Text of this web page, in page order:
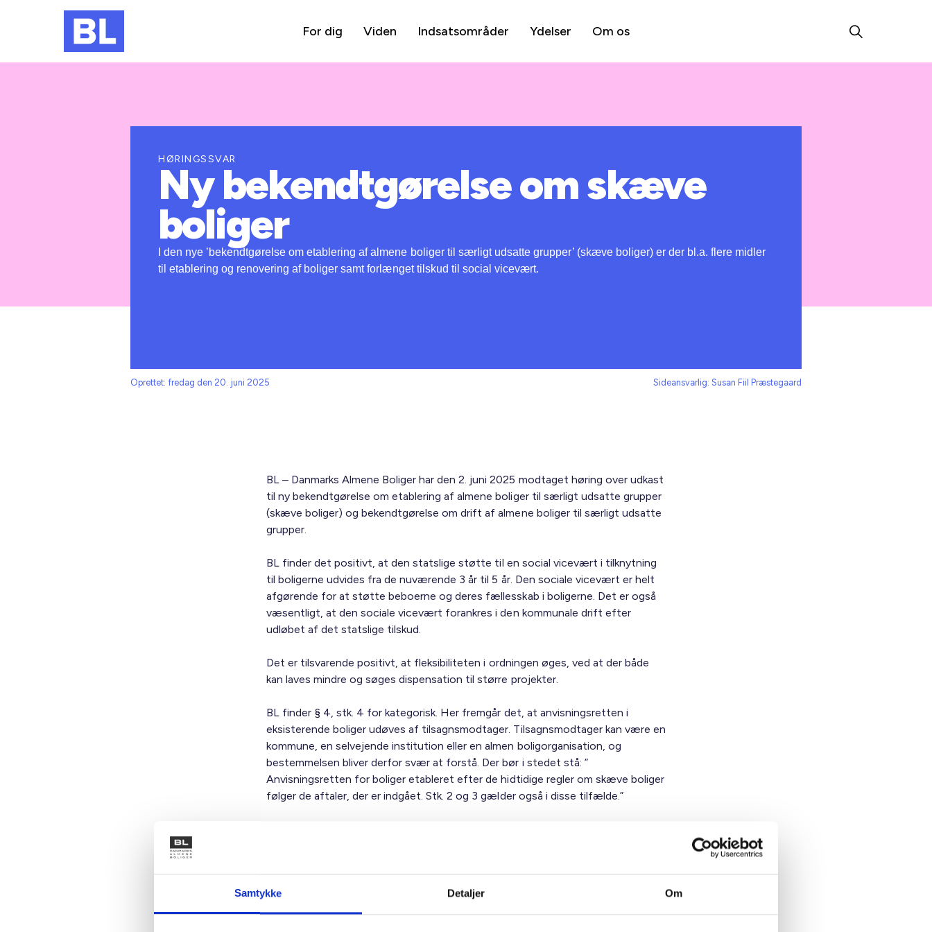
Samtykke Detaljer Om
For dig Viden Indsatsområder Ydelser Om os
HØRINGSSVAR
Ny bekendtgørelse om skæve
boliger
I den nye ’bekendtgørelse om etablering af almene boliger til særligt udsatte grupper’ (skæve boliger) er der bl.a. flere midler
til etablering og renovering af boliger samt forlænget tilskud til social vicevært.
Oprettet: fredag den 20. juni 2025 Sideansvarlig: Susan Fiil Præstegaard
BL – Danmarks Almene Boliger har den 2. juni 2025 modtaget høring over udkast
til ny bekendtgørelse om etablering af almene boliger til særligt udsatte grupper
(skæve boliger) og bekendtgørelse om drift af almene boliger til særligt udsatte
grupper.
BL finder det positivt, at den statslige støtte til en social vicevært i tilknytning
til boligerne udvides fra de nuværende 3 år til 5 år. Den sociale vicevært er helt
afgørende for at støtte beboerne og deres fællesskab i boligerne. Det er også
væsentligt, at den sociale vicevært forankres i den kommunale drift efter
udløbet af det statslige tilskud.
Det er tilsvarende positivt, at fleksibiliteten i ordningen øges, ved at der både
kan laves mindre og søges dispensation til større projekter.
BL finder § 4, stk. 4 for kategorisk. Her fremgår det, at anvisningsretten i
eksisterende boliger udøves af tilsagnsmodtager. Tilsagnsmodtager kan være en
kommune, en selvejende institution eller en almen boligorganisation, og
bestemmelsen bliver derfor svær at forstå. Der bør i stedet stå: ”
Anvisningsretten for boliger etableret efter de hidtidige regler om skæve boliger
følger de aftaler, der er indgået. Stk. 2 og 3 gælder også i disse tilfælde.”
et øget tilskud, mens det fastholdes på samme niveau siden den tidligere
bekendtgørelse. Byggeomkostningerne er steget voldsomt i den
mellemliggende perioder, og der kunne derfor være behov for en generel